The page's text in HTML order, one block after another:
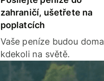
zahraničí, ušetřete na
poplatcích
Vaše peníze budou doma
kdekoli na světě.